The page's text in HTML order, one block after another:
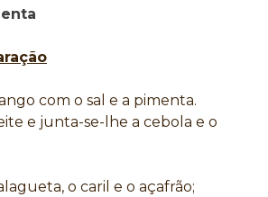
com o sal e a pimenta.
e junta-se-lhe a cebola e o
o caril e o açafrão;